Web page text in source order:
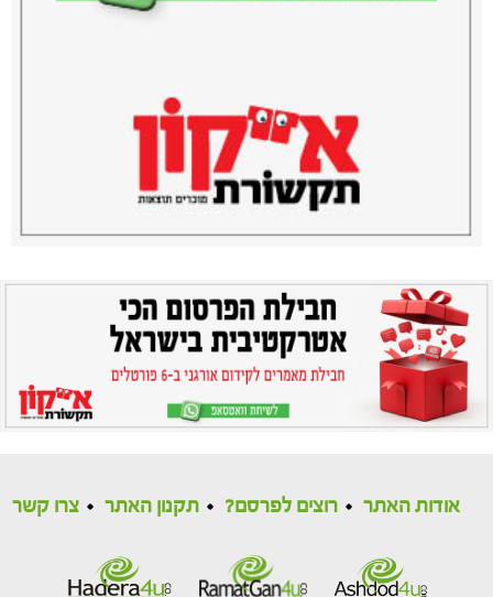
אודות האתר רוצים לפרסם? תקנון האתר צרו קשר